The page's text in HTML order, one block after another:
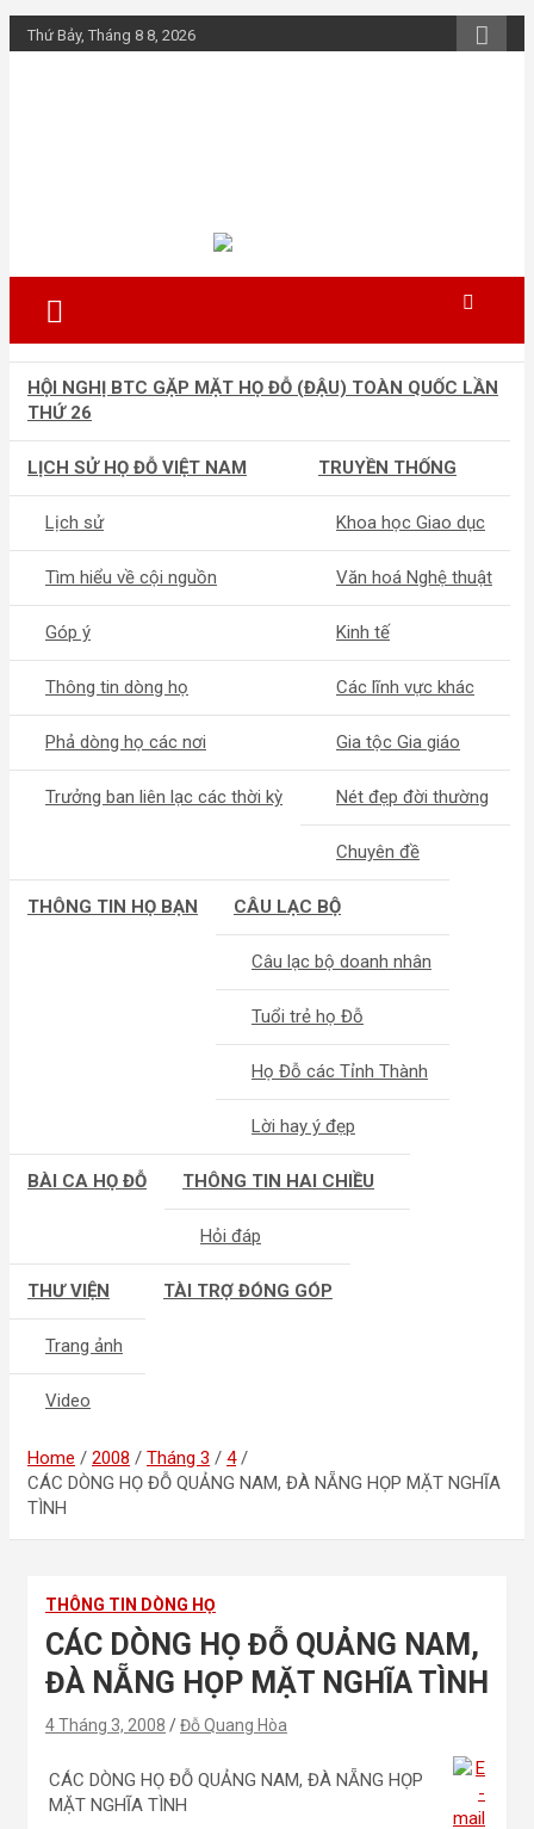
Skip
to
Thứ Bảy, Tháng 8 8, 2026
HỘI NGHỊ BTC GẶP MẶT HỌ ĐỖ (ĐẬU) TOÀN QUỐC LẦN
THỨ 26
LỊCH SỬ HỌ ĐỖ VIỆT NAM
Lịch sử
Tìm hiểu về cội nguồn
Góp ý
Thông tin dòng họ
Phả dòng họ các nơi
Trưởng ban liên lạc các thời kỳ
TRUYỀN THỐNG
Khoa học Giao dục
Văn hoá Nghệ thuật
Kinh tế
Các lĩnh vực khác
Gia tộc Gia giáo
Nét đẹp đời thường
Chuyên đề
THÔNG TIN HỌ BẠN CÂU LẠC BỘ
Câu lạc bộ doanh nhân
Tuổi trẻ họ Đỗ
Họ Đỗ các Tỉnh Thành
Lời hay ý đẹp
BÀI CA HỌ ĐỖ THÔNG TIN HAI CHIỀU
Hỏi đáp
THƯ VIỆN
Trang ảnh
Video
TÀI TRỢ ĐÓNG GÓP
Home 2008 Tháng 3
4
CÁC DÒNG HỌ ĐỖ QUẢNG NAM, ĐÀ NẴNG HỌP MẶT NGHĨA
TÌNH
THÔNG TIN DÒNG HỌ
CÁC DÒNG HỌ ĐỖ QUẢNG NAM,
ĐÀ NẴNG HỌP MẶT NGHĨA TÌNH
4 Tháng 3, 2008 Đỗ Quang Hòa
CÁC DÒNG HỌ ĐỖ QUẢNG NAM, ĐÀ NẴNG HỌP
MẶT NGHĨA TÌNH